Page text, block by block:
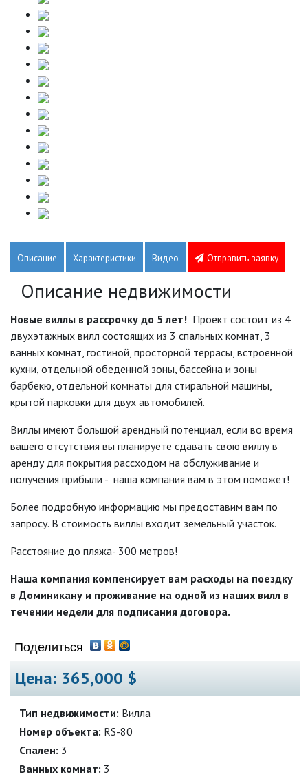
Описание Характеристики Видео Отправить заявку
Описание недвижимости
Новые виллы в рассрочку до 5 лет! Проект состоит из 4
двухэтажных вилл состоящих из 3 спальных комнат, 3
ванных комнат, гостиной, просторной террасы, встроенной
кухни, отдельной обеденной зоны, бассейна и зоны
барбекю, отдельной комнаты для стиральной машины,
крытой парковки для двух автомобилей.
Виллы имеют большой арендный потенциал, если во время
вашего отсутствия вы планируете сдавать свою виллу в
аренду для покрытия рассходом на обслуживание и
получения прибыли - наша компания вам в этом поможет!
Более подробную информацию мы предоставим вам по
запросу. В стоимость виллы входит земельный участок.
Расстояние до пляжа- 300 метров!
Наша компания компенсирует вам расходы на поездку
в Доминикану и проживание на одной из наших вилл в
течении недели для подписания договора.
Поделиться
Цена: 365,000 $
Тип недвижимости: Вилла
Номер объекта: RS-80
Спален: 3
Ванных комнат: 3